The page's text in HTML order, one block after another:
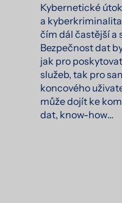
Kybernetické
a kyberkriminalita
čím dál častější a
Bezpečnost dat
jak pro
služeb, tak pro
koncového
může dojít ke
dat, know-how…